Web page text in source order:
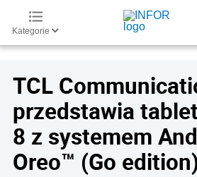
Kategorie
TCL
przedstawia
8 z systemem
Oreo™ (Go